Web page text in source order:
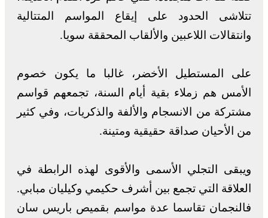
تتلاشى الحدود على إيقاع المواسم المتتالية
وانتقالات اللاعبين والألقاب المحققة سويا.
على المستطيل الأخضر، غالبا ما يكون خصوم
الأمس هم زملاء بقية أيام السنة، تجمعهم قواسم
مشتركة من الانسجام والألفة والذكريات، وفي كثير
من الأحيان صداقة حقيقية ومتينة.
ويبقى التجلي الأسمى والأقوى لهذه الرابطة في
العلاقة التي تجمع بين أشرف حكيمي وكيليان مبابي.
فالنجمان تقاسما عدة مواسم بقميص باريس سان